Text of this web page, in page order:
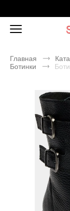
Главная
Ботинки